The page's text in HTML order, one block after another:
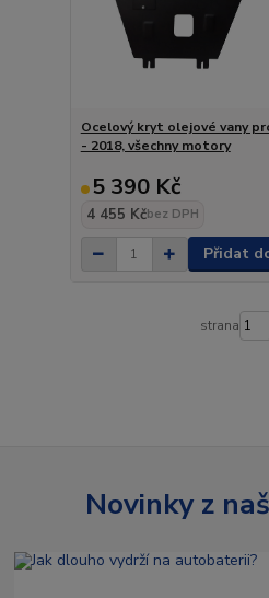
Ocelový kryt olejové vany
- 2018, všechny motory
5 390 Kč
4 455 Kčbez DPH
Přidat
strana
Novinky z